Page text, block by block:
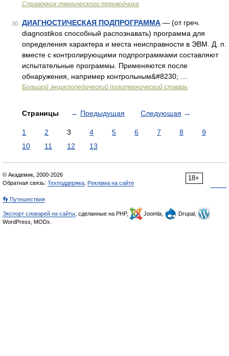
Справочник технического переводчика
30 ДИАГНОСТИЧЕСКАЯ ПОДПРОГРАММА — (от греч.
diagnostikos способный распознавать) программа для
определения характера и места неисправности в ЭВМ. Д. п.
вместе с контролирующими подпрограммами составляют
испытательные программы. Применяются после
обнаружения, например контрольным&#8230; …
Большой энциклопедический политехнический словарь
Страницы ← Предыдущая Следующая →
1 2 3 4 5 6 7 8
9
10
11 12 13
18+
© Академик, 2000-2026
Обратная связь: Техподдержка Реклама на сайте
👣 Путешествия
Экспорт словарей на сайты , сделанные на PHP, Joomla,
Drupal,
WordPress, MODx.